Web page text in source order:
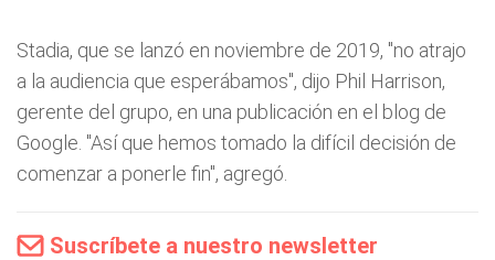
Stadia, que se lanzó en noviembre de 2019, "no atrajo
a la audiencia que esperábamos", dijo Phil Harrison,
gerente del grupo, en una publicación en el blog de
Google. "Así que hemos tomado la difícil decisión de
comenzar a ponerle fin", agregó.
Suscríbete a nuestro newsletter